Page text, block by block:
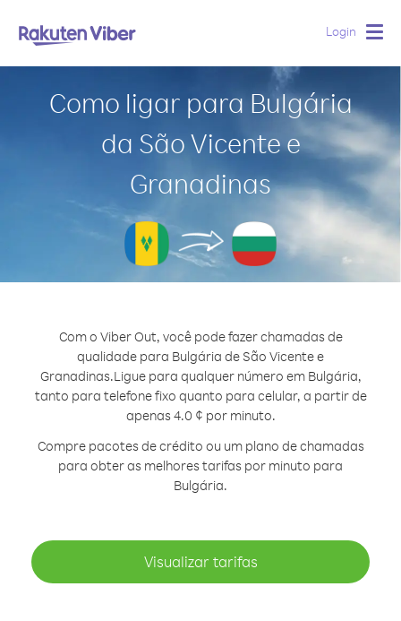
Login
Como ligar para Bulgária
da São Vicente e
Granadinas
Com o Viber Out, você pode fazer chamadas de
qualidade para Bulgária de São Vicente e
Granadinas.Ligue para qualquer número em Bulgária,
tanto para telefone fixo quanto para celular, a partir de
apenas 4.0 ¢ por minuto.
Compre pacotes de crédito ou um plano de chamadas
para obter as melhores tarifas por minuto para
Bulgária.
Visualizar tarifas